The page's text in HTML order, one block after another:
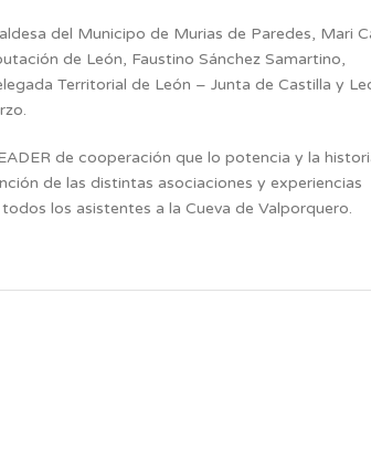
del Municipo de Murias de Paredes, Mari
de León, Faustino Sánchez Samartino,
Territorial de León – Junta de Castilla y
de cooperación que lo potencia y la
de las distintas asociaciones y experiencias
los asistentes a la Cueva de Valporquero.